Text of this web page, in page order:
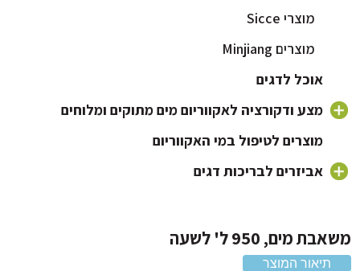
מוצרי Sicce
מוצרים Minjiang
אוכל לדגים
מצע ודקורציה לאקווריום מים מתוקים ומלוחים
חצץ לאקווריום
צמחים לאקווריום
מוצרים לטיפול במי האקווריום
אביזרים לבריכות דגים
מוצרי Sicce
מים, 950 ל' לשעה
תיאור המוצר